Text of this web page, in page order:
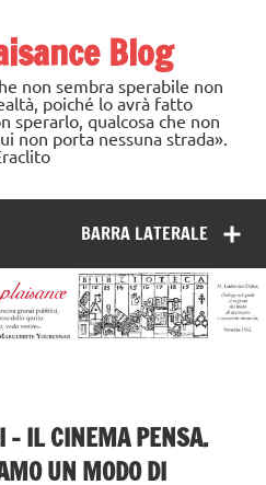
Blog
non sembra sperabile non
poiché lo avrà fatto
sperarlo, qualcosa che non
non porta nessuna strada».
BARRA LATERALE
– IL CINEMA PENSA.
UN MODO DI